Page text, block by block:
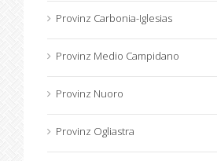
Provinz Carbonia-Iglesias
Provinz Medio Campidano
Provinz Nuoro
Provinz Ogliastra